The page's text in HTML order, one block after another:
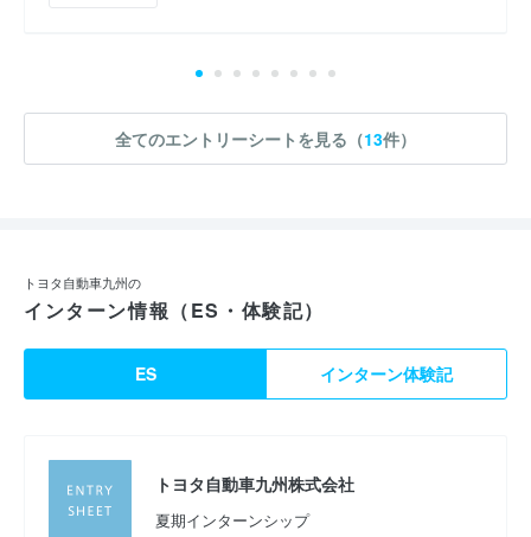
全てのエントリーシートを見る（13件）
トヨタ自動車九州の
インターン情報（ES・体験記）
ES インターン体験記
トヨタ自動車九州株式会社
夏期インターンシップ